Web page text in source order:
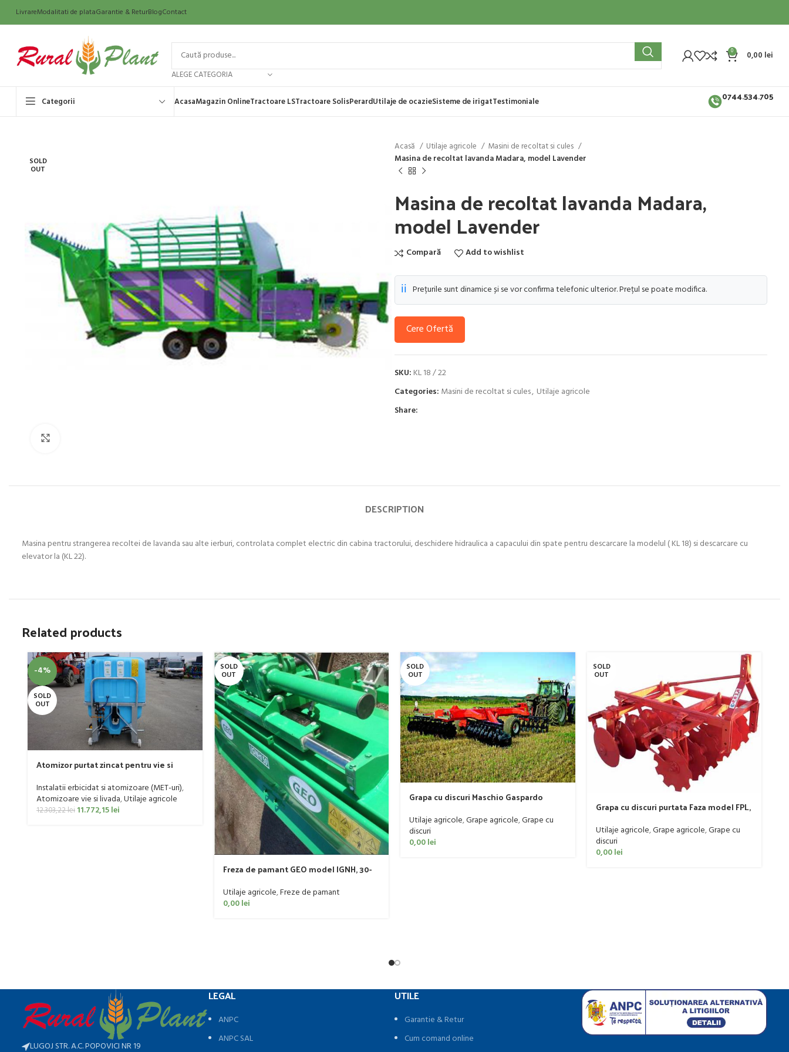
LivrareModalitati de plataGarantie & ReturBlogContact
ALEGE CATEGORIA
0 0,00 lei
Categorii AcasaMagazin OnlineTractoare LSTractoare SolisPerardUtilaje de ocazieSisteme de irigatTestimoniale 0744.534.705
SOLD
OUT
Acasă Utilaje agricole
Masini de recoltat si cules
Masina de recoltat lavanda Madara, model Lavender
Masina de recoltat lavanda Madara,
model Lavender
Compară Add to wishlist
ℹ️ Prețurile sunt dinamice și se vor confirma telefonic ulterior. Prețul se poate modifica.
Cere Ofertă
SKU: KL 18 / 22
Categories: Masini de recoltat si cules, Utilaje agricole
Share:
DESCRIPTION
Masina pentru strangerea recoltei de lavanda sau alte ierburi, controlata complet electric din cabina tractorului, deschidere hidraulica a capacului din spate pentru descarcare la modelul ( KL 18) si descarcare cu
elevator la (KL 22).
Related products
-4%
SOLD
OUT
Atomizor purtat zincat pentru vie si
Instalatii erbicidat si atomizoare (MET-uri),
Atomizoare vie si livada,Utilaje agricole
12.303,22lei 11.772,15lei
SOLD
OUT
Freza de pamant GEO model IGNH, 30-
Utilaje agricole,Freze de pamant
0,00lei
SOLD
OUT
Grapa cu discuri Maschio Gaspardo
Utilaje agricole,Grape agricole,Grape cu
discuri
0,00lei
SOLD
OUT
Grapa cu discuri purtata Faza model FPL,
Utilaje agricole,Grape agricole,Grape cu
discuri
0,00lei
LUGOJ STR. A.C. POPOVICI NR 19
LEGAL
ANPC
ANPC SAL
UTILE
Garantie & Retur
Cum comand online